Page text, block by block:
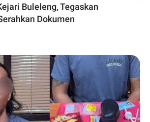
Buleleng, Tegaskan
Dokumen